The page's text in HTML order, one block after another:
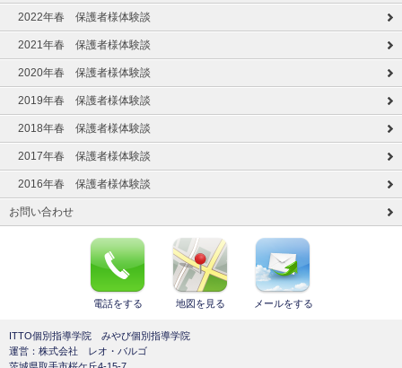
2022年春 保護者様体験談
2021年春 保護者様体験談
2020年春 保護者様体験談
2019年春 保護者様体験談
2018年春 保護者様体験談
2017年春 保護者様体験談
2016年春 保護者様体験談
お問い合わせ
電話をする 地図を見る メールをする
ITTO個別指導学院 みやび個別指導学院
運営：株式会社 レオ・バルゴ